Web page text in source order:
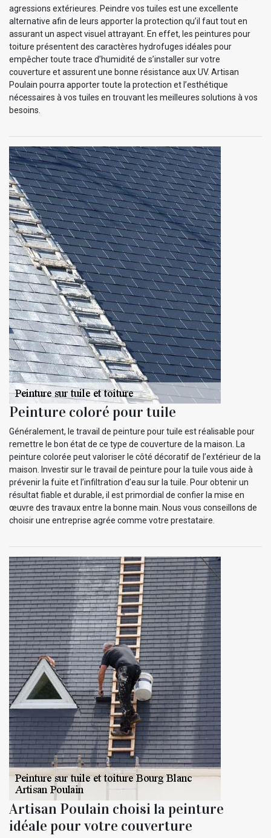
agressions extérieures. Peindre vos tuiles est une excellente
alternative afin de leurs apporter la protection qu’il faut tout en
assurant un aspect visuel attrayant. En effet, les peintures pour
toiture présentent des caractères hydrofuges idéales pour
empêcher toute trace d’humidité de s’installer sur votre
couverture et assurent une bonne résistance aux UV. Artisan
Poulain pourra apporter toute la protection et l’esthétique
nécessaires à vos tuiles en trouvant les meilleures solutions à vos
besoins.
Peinture coloré pour tuile
Généralement, le travail de peinture pour tuile est réalisable pour
remettre le bon état de ce type de couverture de la maison. La
peinture colorée peut valoriser le côté décoratif de l’extérieur de la
maison. Investir sur le travail de peinture pour la tuile vous aide à
prévenir la fuite et l’infiltration d’eau sur la tuile. Pour obtenir un
résultat fiable et durable, il est primordial de confier la mise en
œuvre des travaux entre la bonne main. Nous vous conseillons de
choisir une entreprise agrée comme votre prestataire.
Artisan Poulain choisi la peinture
idéale pour votre couverture